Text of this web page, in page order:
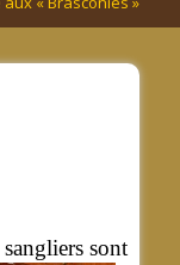
sangliers sont